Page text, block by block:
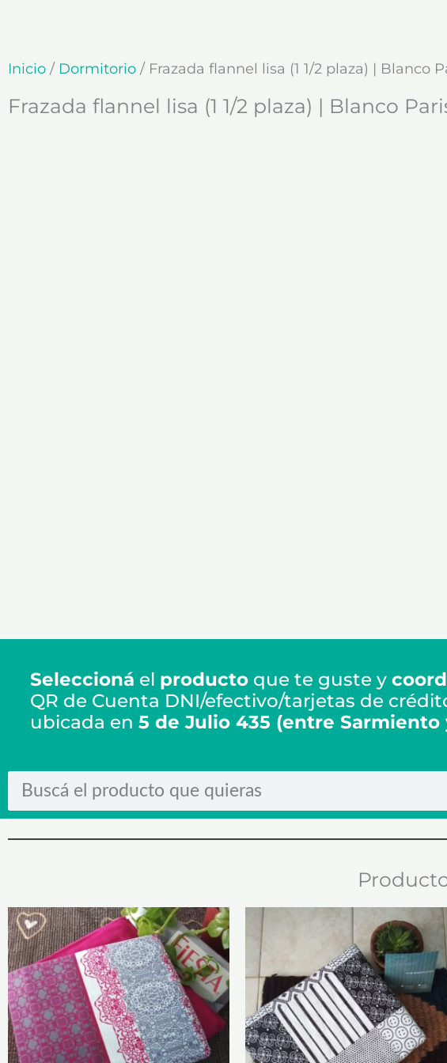
Inicio / Dormitorio / Frazada flannel lisa (1 1/2 plaza) | Blanco
Frazada flannel lisa (1 1/2 plaza) | Blanco
Seleccioná el producto que te guste y
QR de Cuenta DNI/efectivo/tarjetas de
ubicada en 5 de Julio 435 (entre Sarmiento
Search